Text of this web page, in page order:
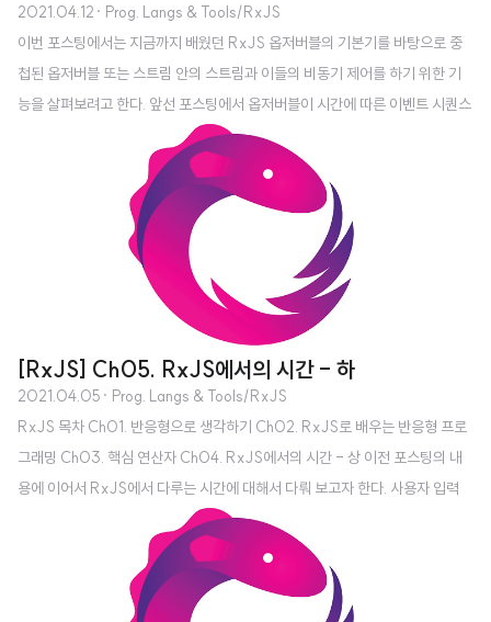
2021.04.12 · Prog. Langs & Tools/RxJS
이번 포스팅에서는 지금까지 배웠던 RxJS 옵저버블의 기본기를 바탕으로 중
첩된 옵저버블 또는 스트림 안의 스트림과 이들의 비동기 제어를 하기 위한 기
능을 살펴보려고 한다. 앞선 포스팅에서 옵저버블이 시간에 따른 이벤트 시퀀스
라는 개념을 다졌고, 이 옵저버블은 이벤트가 전달되고 변형되는 오케스트레이
터로 생각할 수가 있다. 지금까지는 옵저버블 시퀀스를 대부분 독립적으로 처리
하는 방법을 이야기 했으며, 이벤트가 언제 방출되든 상관없이 배열과 같은 방
식으로 옵저버블의 모든 이벤트에 연산자를 적용하였다. 그리고 combineLate
st()와 같은 RxJS 연산자를 사용하면 한 스트림에서 이벤트가 전파되어 다른
곳에서 반응을 일으킬 수 있기 때문에 RxJS와 반응형 패러다임이 빛을 발함을
[RxJS] Ch05. RxJS에서의 시간 - 하
2021.04.05 · Prog. Langs & Tools/RxJS
RxJS 목차 Ch01. 반응형으로 생각하기 Ch02. RxJS로 배우는 반응형 프로
그래밍 Ch03. 핵심 연산자 Ch04. RxJS에서의 시간 - 상 이전 포스팅의 내
용에 이어서 RxJS에서 다루는 시간에 대해서 다뤄 보고자 한다. 사용자 입력
처리하기 interval()과 timer() 정적 메서드는 모두 옵저버블을 만들고 설정된
오프셋 시간 후 작업을 시작하는데 사용된다. 이들은 delay()와 함께 설정된 간
격 또는 설정된 시간 후에 한 번 실행되는 미래의 작업을 스케줄링 할 때 가장 많
이 사용하는 조합이다. 이 연산자는 수행할 작업을 알고 있으며 이를 나중에 실